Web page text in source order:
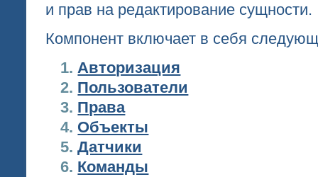
и прав на редактирование сущности.
Компонент включает в себя
Авторизация
Пользователи
Права
Объекты
Датчики
Команды